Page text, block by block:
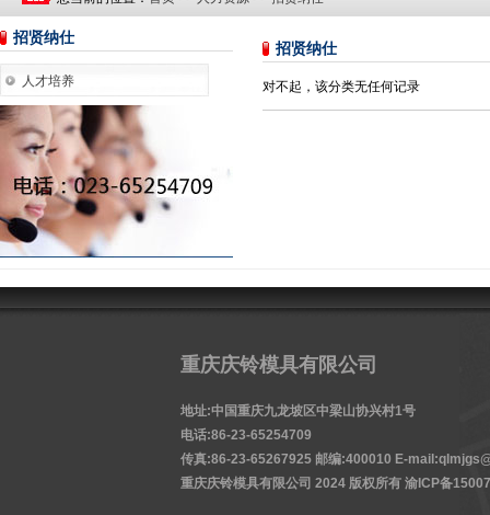
招贤纳仕
人才培养
招贤纳仕
对不起，该分类无任何记录
重庆庆铃模具有限公司
地址:中国重庆九龙坡区中梁山协兴村1号
电话:86-23-65254709
传真:86-23-65267925 邮编:400010 E-
重庆庆铃模具有限公司 2024 版权所有 渝ICP备